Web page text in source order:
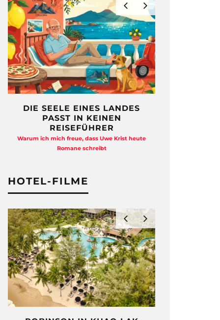
DIE SEELE EINES LANDES
PASST IN KEINEN
REISEFÜHRER
Warum ich mich freue, dass Uwe Krist heute
Romane schreibt
HOTEL-FILME